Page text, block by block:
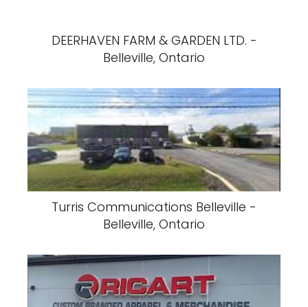
DEERHAVEN FARM & GARDEN LTD. -
Belleville, Ontario
Turris Communications Belleville -
Belleville, Ontario